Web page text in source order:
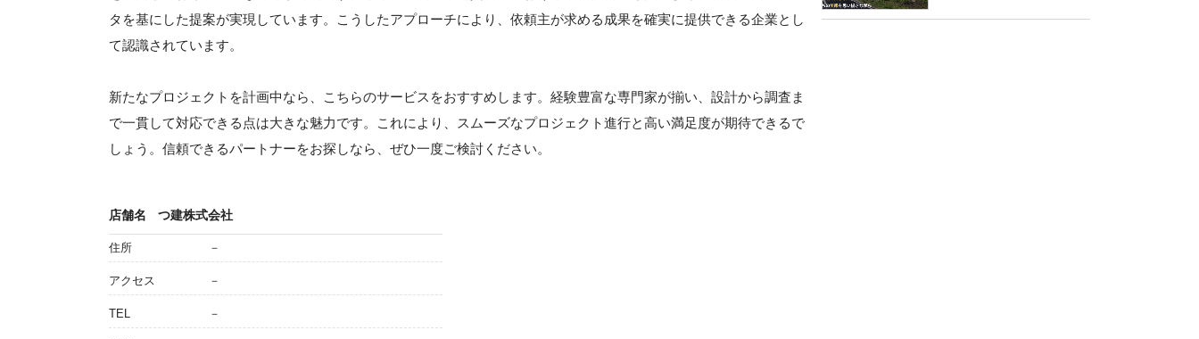
タを基にした提案が実現しています。こうしたアプローチにより、依頼主が求める成果を確実に提供できる企業とし
て認識されています。
新たなプロジェクトを計画中なら、こちらのサービスをおすすめします。経験豊富な専門家が揃い、設計から調査ま
で一貫して対応できる点は大きな魅力です。これにより、スムーズなプロジェクト進行と高い満足度が期待できるで
しょう。信頼できるパートナーをお探しなら、ぜひ一度ご検討ください。
店舗名 つ建株式会社
住所 －
アクセス －
TEL －